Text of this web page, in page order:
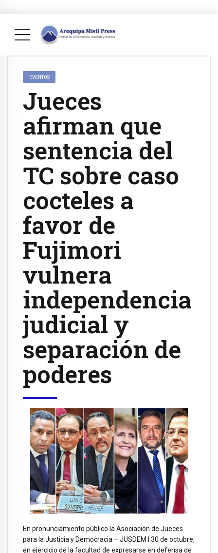
EVENTOS
Jueces
afirman que
sentencia del
TC sobre caso
cocteles a
favor de
Fujimori
vulnera
independencia
judicial y
separación de
poderes
En pronunciamiento público la Asociación de Jueces
para la Justicia y Democracia – JUSDEM l 30 de octubre,
en ejercicio de la facultad de expresarse en defensa de